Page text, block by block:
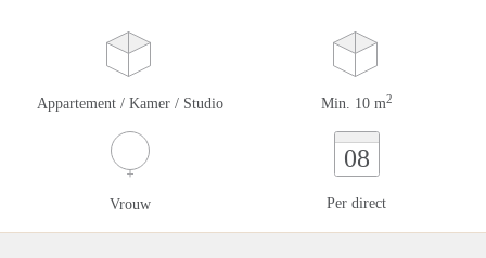
Appartement / Kamer / Studio Min. 10 m2
Vrouw
08
Per direct